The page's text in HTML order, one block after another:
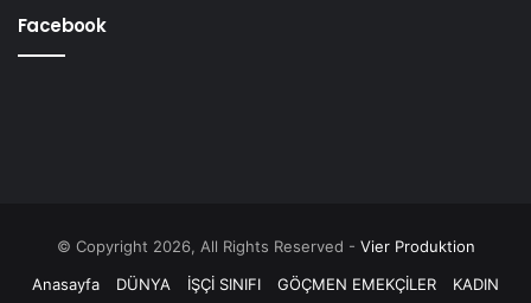
Facebook
© Copyright 2026, All Rights Reserved - Vier Produktion
Anasayfa
DÜNYA İŞÇİ SINIFI GÖÇMEN EMEKÇİLER KADIN